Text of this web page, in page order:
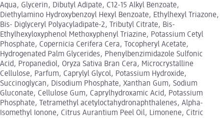
Aqua, Glycerin, Dibutyl Adipate, C12-15 Alkyl Benzoate,
Diethylamino Hydroxybenzoyl Hexyl Benzoate, Ethylhexyl Triazone,
Bis- Diglyceryl Polyacyladipate-2, Tributyl Citrate, Bis-
Ethylhexyloxyphenol Methoxyphenyl Triazine, Potassium Cetyl
Phosphate, Copernicia Cerifera Cera, Tocopheryl Acetate,
Hydrogenated Palm Glycerides, Phenylbenzimidazole Sulfonic
Acid, Propanediol, Oryza Sativa Bran Cera, Microcrystalline
Cellulose, Parfum, Caprylyl Glycol, Potassium Hydroxide,
Succinoglycan, Disodium Phosphate, Xanthan Gum, Sodium
Gluconate, Cellulose Gum, Caprylhydroxamic Acid, Potassium
Phosphate, Tetramethyl acetyloctahydronaphthalenes, Alpha-
Isomethyl Ionone, Citrus Aurantium Peel Oil, Limonene, Citric